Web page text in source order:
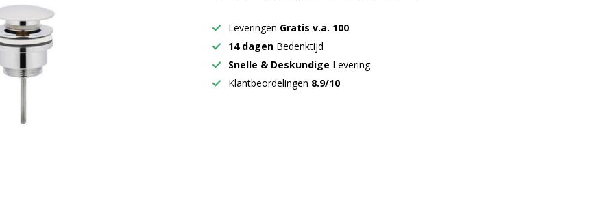
Leveringen Gratis v.a. 100
14 dagen Bedenktijd
Snelle & Deskundige Levering
Klantbeordelingen 8.9/10